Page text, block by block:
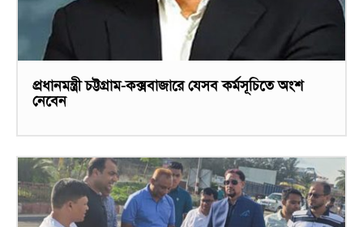
প্রধানমন্ত্রী চট্টগ্রাম-কক্সবাজারে যেসব কর্মসূচিতে অংশ
নেবেন